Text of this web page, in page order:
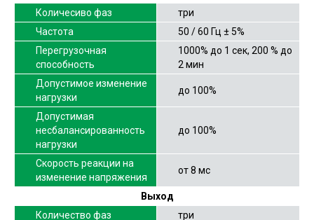
Количесиво фаз
три
Частота
50 / 60 Гц ± 5%
Перегрузочная
способность
1000% до 1 сек, 200 % до
2 мин
Допустимое изменение
нагрузки
до 100%
Допустимая
несбалансированность
нагрузки
до 100%
Скорость реакции на
изменение напряжения
от 8 мс
Выход
Количество фаз
три